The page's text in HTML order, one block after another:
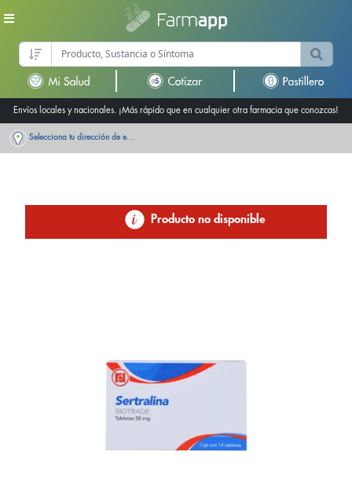
Envíos locales y nacionales. ¡Más rápido que en cualquier otra farmacia que conozcas!
Selecciona tu dirección de entrega
Producto no disponible